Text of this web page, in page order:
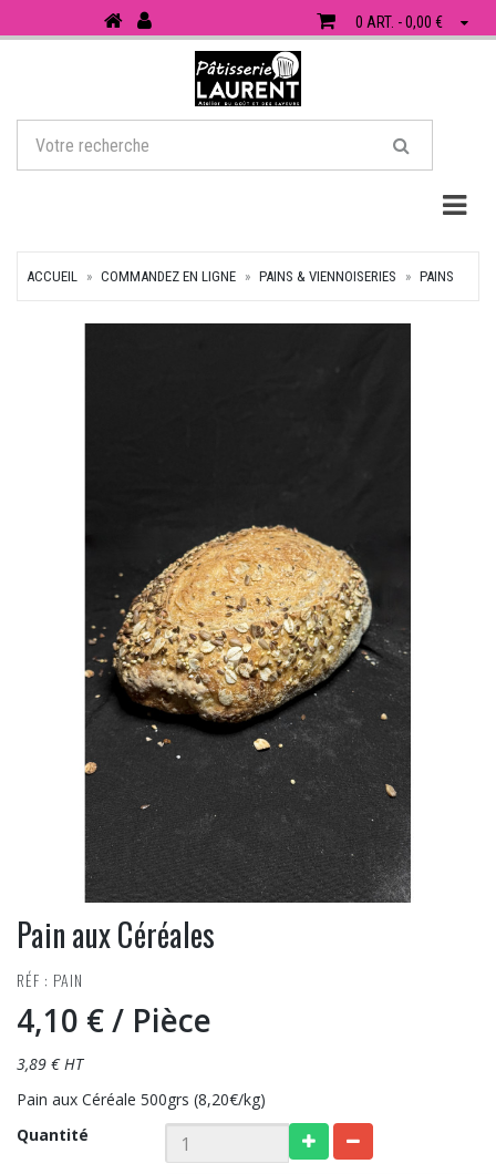
0 ART. - 0,00 €
ACCUEIL COMMANDEZ EN LIGNE PAINS & VIENNOISERIES PAINS
Pain aux Céréales
RÉF : PAIN
4,10 €/ Pièce
3,89 € HT
Pain aux Céréale 500grs (8,20€/kg)
Quantité